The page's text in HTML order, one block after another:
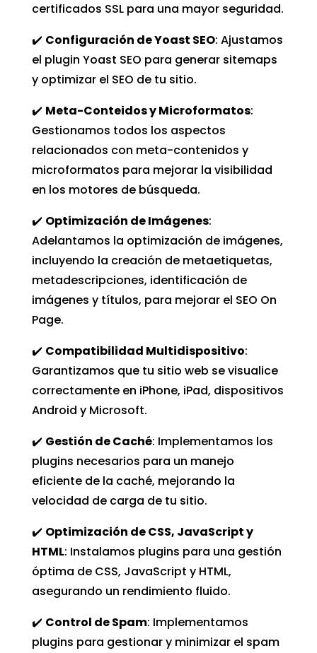
certificados SSL para una mayor seguridad.
✔️ Configuración de Yoast SEO: Ajustamos
el plugin Yoast SEO para generar sitemaps
y optimizar el SEO de tu sitio.
✔️ Meta-Conteidos y Microformatos:
Gestionamos todos los aspectos
relacionados con meta-contenidos y
microformatos para mejorar la visibilidad
en los motores de búsqueda.
✔️ Optimización de Imágenes:
Adelantamos la optimización de imágenes,
incluyendo la creación de metaetiquetas,
metadescripciones, identificación de
imágenes y títulos, para mejorar el SEO On
Page.
✔️ Compatibilidad Multidispositivo:
Garantizamos que tu sitio web se visualice
correctamente en iPhone, iPad, dispositivos
Android y Microsoft.
✔️ Gestión de Caché: Implementamos los
plugins necesarios para un manejo
eficiente de la caché, mejorando la
velocidad de carga de tu sitio.
✔️ Optimización de CSS, JavaScript y
HTML: Instalamos plugins para una gestión
óptima de CSS, JavaScript y HTML,
asegurando un rendimiento fluido.
✔️ Control de Spam: Implementamos
plugins para gestionar y minimizar el spam